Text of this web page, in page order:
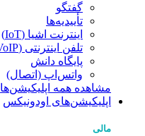
گفتگو
تأییدیه‌ها
اینترنت اشیا (IoT)
تلفن اینترنتی (VoIP)
پایگاه دانش
واتس‌اپ (اتصال)
مشاهده همه اپلیکیشن‌ها
اپلیکیشن‌های اودونیکس
مالی